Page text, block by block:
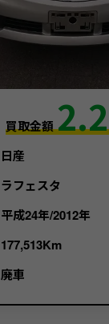
買取金額2.2
日産
ラフェスタ
平成24年/2012年
177,513Km
廃車